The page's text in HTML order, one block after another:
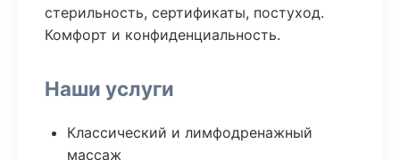
стерильность, сертификаты, постуход.
Комфорт и конфиденциальность.
Наши услуги
Классический и лимфодренажный
массаж